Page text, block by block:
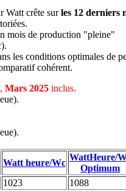
Watt crête surles 12 derniers
mois de production "pleine"
les conditions optimales de
cohérent.
Mars 2025inclus.
Watt heure/Wc
WattHeure/
Optimum
1023
1088